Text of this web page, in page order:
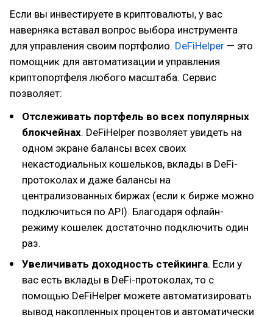
Если вы инвестируете в криптовалюты, у вас
наверняка вставал вопрос выбора инструмента
для управления своим портфолио. DeFiHelper — это
помощник для автоматизации и управления
криптопортфеля любого масштаба. Сервис
позволяет:
Отслеживать портфель во всех популярных
блокчейнах. DeFiHelper позволяет увидеть на
одном экране балансы всех своих
некастодиальных кошельков, вклады в DeFi-
протоколах и даже балансы на
централизованных биржах (если к бирже можно
подключиться по API). Благодаря офлайн-
режиму кошелек достаточно подключить один
раз.
Увеличивать доходность стейкинга. Если у
вас есть вклады в DeFi-протоколах, то с
помощью DeFiHelper можете автоматизировать
вывод накопленных процентов и автоматически